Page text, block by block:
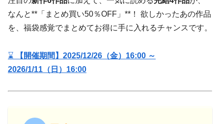
なんと**「まとめ買い50％OFF」**！ 欲しかったあの作品
を、福袋感覚でまとめてお得に手に入れるチャンスです。
⌛
【開催期間】2025/12/26（金）16:00 ～
2026/1/11（日）16:00